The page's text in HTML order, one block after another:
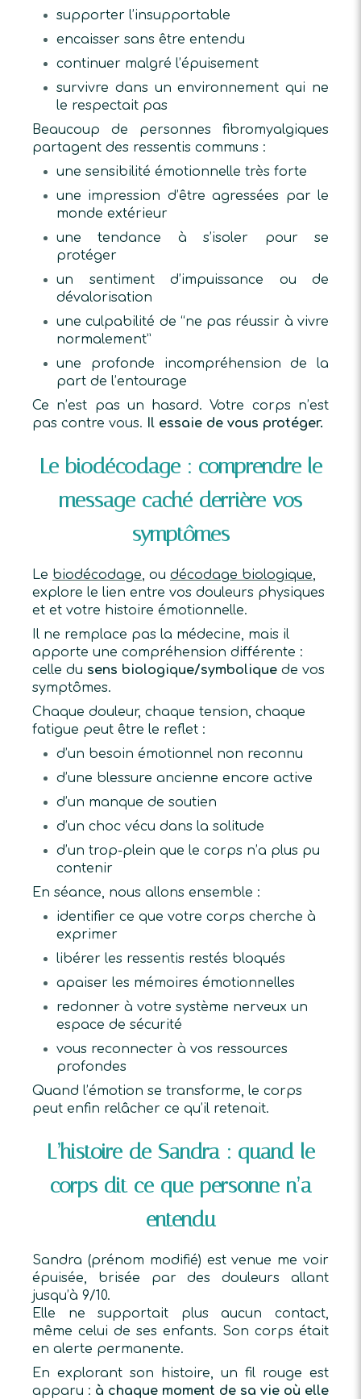
supporter l’insupportable
encaisser sans être entendu
continuer malgré l’épuisement
survivre dans un environnement qui ne
le respectait pas
Beaucoup de personnes fibromyalgiques
partagent des ressentis communs :
une sensibilité émotionnelle très forte
une impression d’être agressées par le
monde extérieur
une tendance à s’isoler pour se
protéger
un sentiment d’impuissance ou de
dévalorisation
une culpabilité de “ne pas réussir à vivre
normalement”
une profonde incompréhension de la
part de l’entourage
Ce n’est pas un hasard. Votre corps n’est
pas contre vous. Il essaie de vous protéger.
Le biodécodage : comprendre le
message caché derrière vos
symptômes
Le biodécodage, ou décodage biologique,
explore le lien entre vos douleurs physiques
et et votre histoire émotionnelle.
Il ne remplace pas la médecine, mais il
apporte une compréhension différente :
celle du sens biologique/symbolique de vos
symptômes.
Chaque douleur, chaque tension, chaque
fatigue peut être le reflet :
d’un besoin émotionnel non reconnu
d’une blessure ancienne encore active
d’un manque de soutien
d’un choc vécu dans la solitude
d’un trop-plein que le corps n’a plus pu
contenir
En séance, nous allons ensemble :
identifier ce que votre corps cherche à
exprimer
libérer les ressentis restés bloqués
apaiser les mémoires émotionnelles
redonner à votre système nerveux un
espace de sécurité
vous reconnecter à vos ressources
profondes
Quand l’émotion se transforme, le corps
peut enfin relâcher ce qu’il retenait.
L’histoire de Sandra : quand le
corps dit ce que personne n’a
entendu
Sandra (prénom modifié) est venue me voir
épuisée, brisée par des douleurs allant
jusqu’à 9/10.
Elle ne supportait plus aucun contact,
même celui de ses enfants. Son corps était
en alerte permanente.
En explorant son histoire, un fil rouge est
apparu : à chaque moment de sa vie où elle